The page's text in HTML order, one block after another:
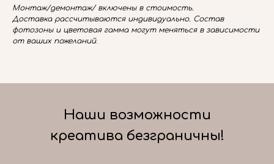
Монтаж/демонтаж/ включены в стоимость.
Доставка рассчитываются индивидуально. Состав
фотозоны и цветовая гамма могут меняться в зависимости
от ваших пожеланий.
Наши возможности
креатива безграничны!